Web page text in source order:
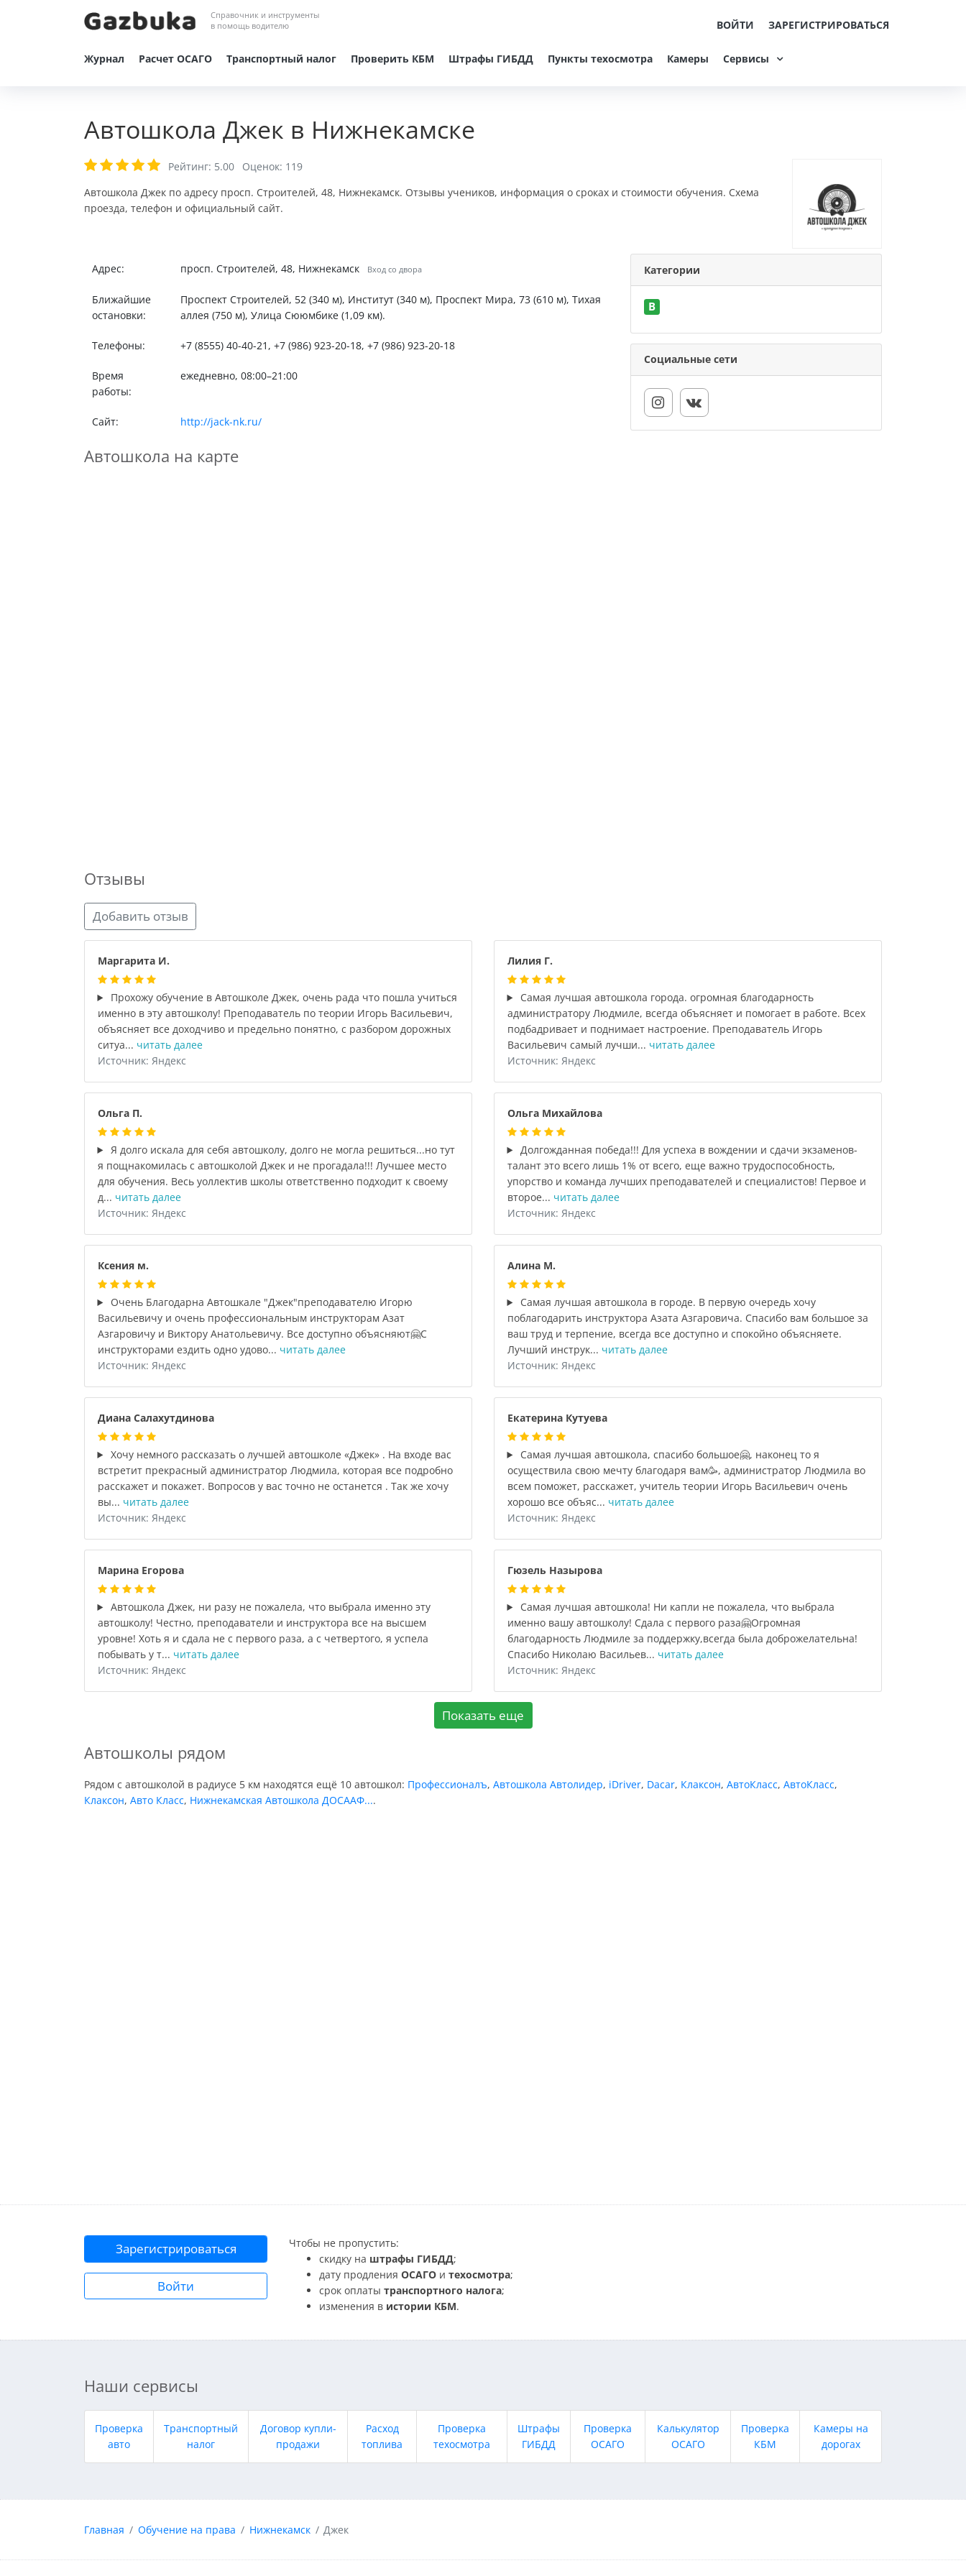
Справочник и инструменты
в помощь водителю
ВОЙТИ ЗАРЕГИСТРИРОВАТЬСЯ
Журнал Расчет ОСАГО Транспортный налог Проверить КБМ Штрафы ГИБДД Пункты техосмотра Камеры Сервисы
Автошкола Джек в Нижнекамске
Рейтинг: 5.00 Оценок: 119
Автошкола Джек по адресу просп. Строителей, 48, Нижнекамск. Отзывы учеников, информация о сроках и стоимости обучения. Схема
проезда, телефон и официальный сайт.
Адрес: просп. Строителей, 48, Нижнекамск Вход со двора
Ближайшие
остановки:
Проспект Строителей, 52 (340 м), Институт (340 м), Проспект Мира, 73 (610 м), Тихая
аллея (750 м), Улица Сююмбике (1,09 км).
Телефоны: +7 (8555) 40-40-21, +7 (986) 923-20-18, +7 (986) 923-20-18
Время
работы:
ежедневно, 08:00–21:00
Сайт: http://jack-nk.ru/
Категории
B
Социальные сети
Автошкола на карте
Отзывы
Добавить отзыв
Маргарита И.
Прохожу обучение в Автошколе Джек, очень рада что пошла учиться
именно в эту автошколу! Преподаватель по теории Игорь Васильевич,
объясняет все доходчиво и предельно понятно, с разбором дорожных
ситуа... читать далее
Источник: Яндекс
Лилия Г.
Самая лучшая автошкола города. огромная благодарность
администратору Людмиле, всегда объясняет и помогает в работе. Всех
подбадривает и поднимает настроение. Преподаватель Игорь
Васильевич самый лучши... читать далее
Источник: Яндекс
Ольга П.
Я долго искала для себя автошколу, долго не могла решиться...но тут
я пощнакомилась с автошколой Джек и не прогадала!!! Лучшее место
для обучения. Весь уоллектив школы ответственно подходит к своему
д... читать далее
Источник: Яндекс
Ольга Михайлова
Долгожданная победа!!! Для успеха в вождении и сдачи экзаменов-
талант это всего лишь 1% от всего, еще важно трудоспособность,
упорство и команда лучших преподавателей и специалистов! Первое и
второе... читать далее
Источник: Яндекс
Ксения м.
Очень Благодарна Автошкале "Джек"преподавателю Игорю
Васильевичу и очень профессиональным инструкторам Азат
Азгаровичу и Виктору Анатольевичу. Все доступно объясняют🤗С
инструкторами ездить одно удово... читать далее
Источник: Яндекс
Алина М.
Самая лучшая автошкола в городе. В первую очередь хочу
поблагодарить инструктора Азата Азгаровича. Спасибо вам большое за
ваш труд и терпение, всегда все доступно и спокойно объясняете.
Лучший инструк... читать далее
Источник: Яндекс
Диана Салахутдинова
Хочу немного рассказать о лучшей автошколе «Джек» . На входе вас
встретит прекрасный администратор Людмила, которая все подробно
расскажет и покажет. Вопросов у вас точно не останется . Так же хочу
вы... читать далее
Источник: Яндекс
Екатерина Кутуева
Самая лучшая автошкола, спасибо большое🤗, наконец то я
осуществила свою мечту благодаря вам🥳, администратор Людмила во
всем поможет, расскажет, учитель теории Игорь Васильевич очень
хорошо все объяс... читать далее
Источник: Яндекс
Марина Егорова
Автошкола Джек, ни разу не пожалела, что выбрала именно эту
автошколу! Честно, преподаватели и инструктора все на высшем
уровне! Хоть я и сдала не с первого раза, а с четвертого, я успела
побывать у т... читать далее
Источник: Яндекс
Гюзель Назырова
Самая лучшая автошкола! Ни капли не пожалела, что выбрала
именно вашу автошколу! Сдала с первого раза🤗Огромная
благодарность Людмиле за поддержку,всегда была доброжелательна!
Спасибо Николаю Васильев... читать далее
Источник: Яндекс
Показать еще
Автошколы рядом
Рядом с автошколой в радиусе 5 км находятся ещё 10 автошкол: Профессионалъ, Автошкола Автолидер, iDriver, Dacar, Клаксон, АвтоКласс, АвтоКласс,
Клаксон, Авто Класс, Нижнекамская Автошкола ДОСААФ....
Зарегистрироваться
Войти
Чтобы не пропустить:
скидку на штрафы ГИБДД;
дату продления ОСАГО и техосмотра;
срок оплаты транспортного налога;
изменения в истории КБМ.
Наши сервисы
Проверка
авто
Транспортный
налог
Договор купли-
продажи
Расход
топлива
Проверка
техосмотра
Штрафы
ГИБДД
Проверка
ОСАГО
Калькулятор
ОСАГО
Проверка
КБМ
Камеры на
дорогах
Главная Обучение на права Нижнекамск Джек